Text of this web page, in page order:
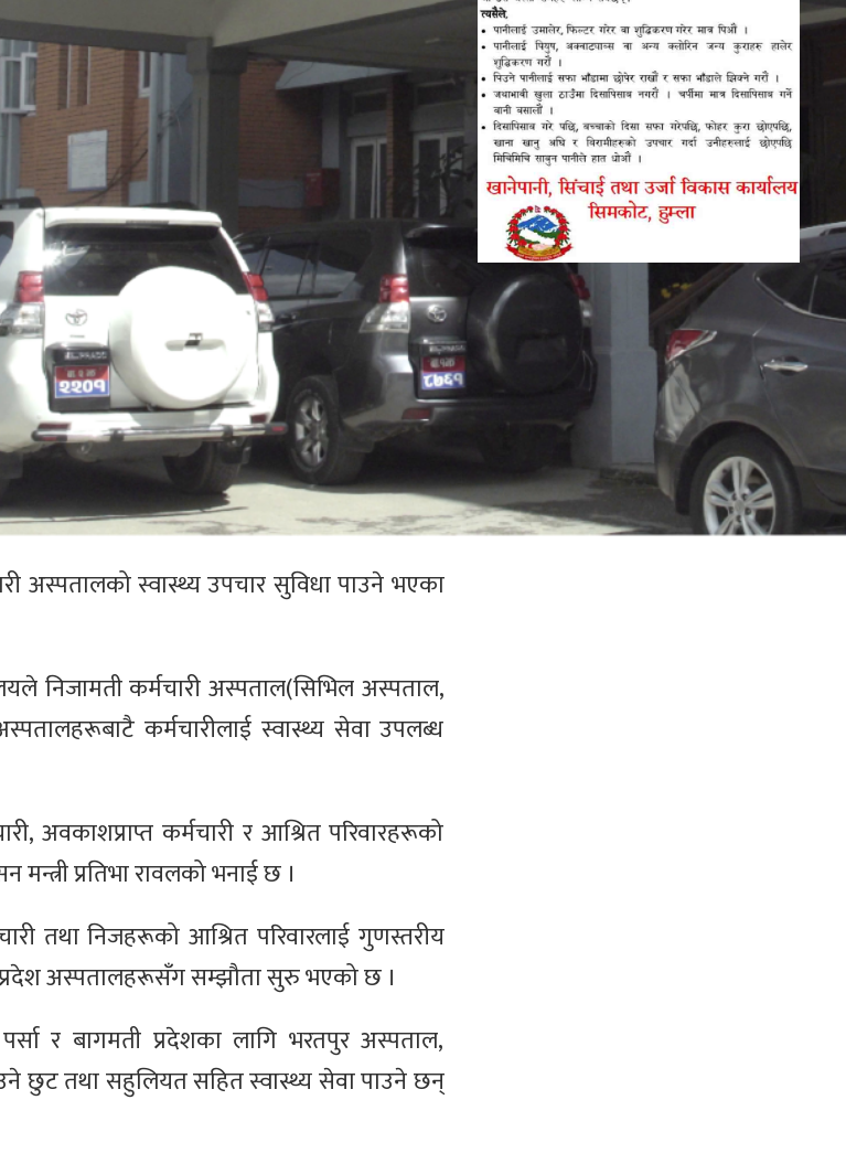
अस्पतालको स्वास्थ्य उपचार सुविधा पाउने भएका
निजामती कर्मचारी अस्पताल(सिभिल अस्पताल,
कर्मचारीलाई स्वास्थ्य सेवा उपलब्ध
अवकाशप्राप्त कर्मचारी र आश्रित परिवारहरूको
प्रतिभा रावलको भनाई छ ।
तथा निजहरूको आश्रित परिवारलाई गुणस्तरीय
अस्पतालहरूसँग सम्झौता सुरु भएको छ ।
र बागमती प्रदेशका लागि भरतपुर अस्पताल,
छुट तथा सहुलियत सहित स्वास्थ्य सेवा पाउने छन्